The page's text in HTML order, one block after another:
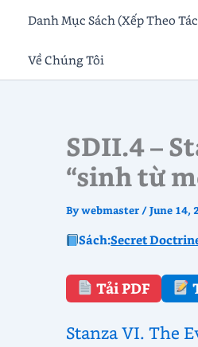
Skip
content
Danh Mục Sách (Xếp Theo
Về Chúng Tôi
SDII.4 –
“sinh từ
Bywebmaster /June 14,
Sách:Secret
Tải PDF
Stanza VI. The